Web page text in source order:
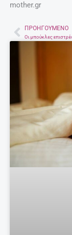
mother.gr
Prev
ΠΡΟΗΓΟΎΜΕΝΟ